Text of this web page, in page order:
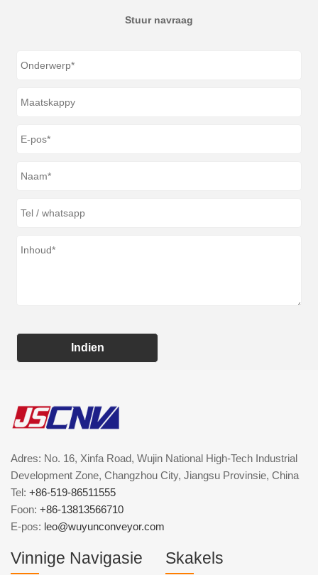
Stuur navraag
Indien
Adres: No. 16, Xinfa Road, Wujin National High-Tech Industrial
Development Zone, Changzhou City, Jiangsu Provinsie, China
Tel: +86-519-86511555
Foon: +86-13813566710
E-pos: leo@wuyunconveyor.com
Vinnige Navigasie Skakels